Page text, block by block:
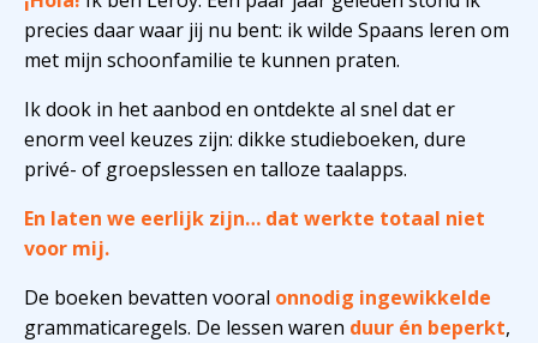
precies daar waar jij nu bent: ik wilde Spaans leren om
met mijn schoonfamilie te kunnen praten.
Ik dook in het aanbod en ontdekte al snel dat er
enorm veel keuzes zijn: dikke studieboeken, dure
privé- of groepslessen en talloze taalapps.
En laten we eerlijk zijn… dat werkte totaal niet
voor mij.
De boeken bevatten vooral onnodig ingewikkelde
grammaticaregels. De lessen waren duur én beperkt,